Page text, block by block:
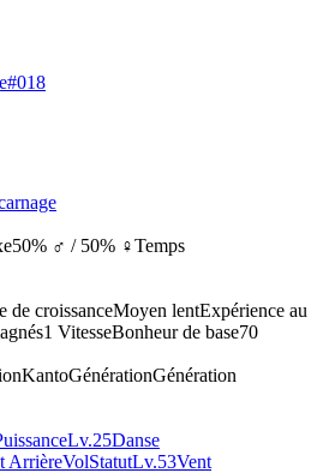
#018
50% ♂ / 50% ♀Temps
de croissanceMoyen lentExpérience au
1 VitesseBonheur de base70
KantoGénérationGénération
Lv.25Danse
ArrièreVolStatutLv.53Vent